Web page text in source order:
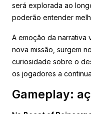
será explorada ao
poderão entender
A emoção da narrativa
nova missão, surgem
curiosidade sobre o
os jogadores a
Gameplay: